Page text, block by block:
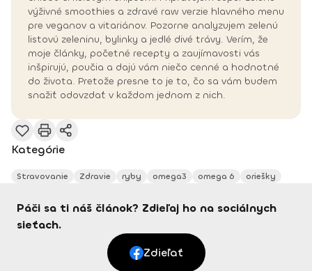
výživné smoothies a zdravé raw verzie hlavného menu
pre veganov a vitariánov. Pozorne analyzujem zelenú
listovú zeleninu, bylinky a jedlé divé trávy. Verím, že
moje články, početné recepty a zaujímavosti vás
inšpirujú, poučia a dajú vám niečo cenné a hodnotné
do života. Pretože presne to je to, čo sa vám budem
snažiť odovzdať v každom jednom z nich.
Kategórie
Stravovanie Zdravie ryby omega3 omega 6 oriešky
Páči sa ti náš článok? Zdieľaj ho na sociálnych
sieťach.
Zdieľať